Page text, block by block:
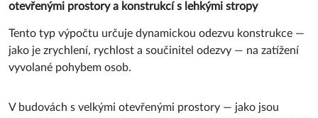
otevřenými prostory a konstrukcí s lehkými stropy
Tento typ výpočtu určuje dynamickou odezvu konstrukce —
jako je zrychlení, rychlost a součinitel odezvy — na zatížení
vyvolané pohybem osob.
V budovách s velkými otevřenými prostory — jako jsou